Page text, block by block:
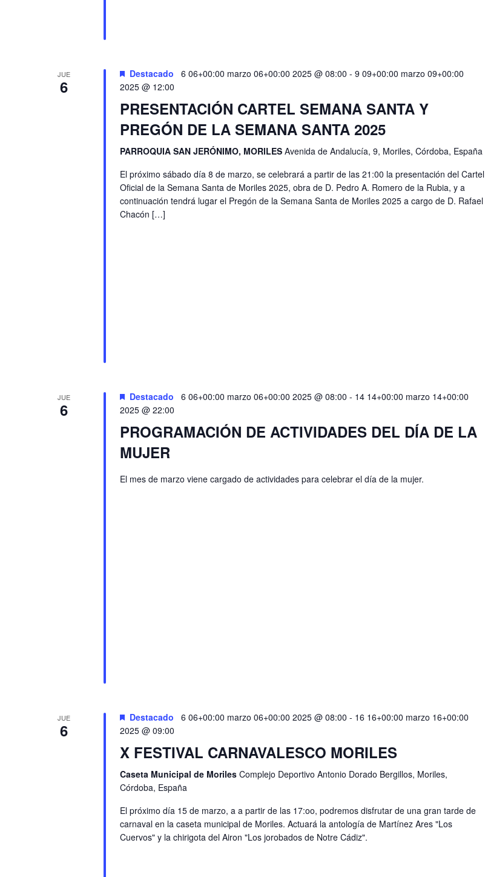
JUE
6
Destacado 6 06+00:00 marzo 06+00:00 2025 @ 08:00 - 9 09+00:00 marzo 09+00:00
2025 @ 12:00
PRESENTACIÓN CARTEL SEMANA SANTA Y
PREGÓN DE LA SEMANA SANTA 2025
PARROQUIA SAN JERÓNIMO, MORILES Avenida de Andalucía, 9, Moriles, Córdoba, España
El próximo sábado día 8 de marzo, se celebrará a partir de las 21:00 la presentación del Cartel
Oficial de la Semana Santa de Moriles 2025, obra de D. Pedro A. Romero de la Rubia, y a
continuación tendrá lugar el Pregón de la Semana Santa de Moriles 2025 a cargo de D. Rafael
Chacón […]
JUE
6
Destacado 6 06+00:00 marzo 06+00:00 2025 @ 08:00 - 14 14+00:00 marzo 14+00:00
2025 @ 22:00
PROGRAMACIÓN DE ACTIVIDADES DEL DÍA DE LA
MUJER
El mes de marzo viene cargado de actividades para celebrar el día de la mujer.
JUE
6
Destacado 6 06+00:00 marzo 06+00:00 2025 @ 08:00 - 16 16+00:00 marzo 16+00:00
2025 @ 09:00
X FESTIVAL CARNAVALESCO MORILES
Caseta Municipal de Moriles Complejo Deportivo Antonio Dorado Bergillos, Moriles,
Córdoba, España
El próximo día 15 de marzo, a a partir de las 17:oo, podremos disfrutar de una gran tarde de
carnaval en la caseta municipal de Moriles. Actuará la antología de Martínez Ares "Los
Cuervos" y la chirigota del Airon "Los jorobados de Notre Cádiz".